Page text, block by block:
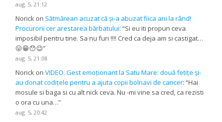
aug. 5, 21:12
Norick on Sătmărean acuzat că și-a abuzat fiica ani la rând!
Procurorii cer arestarea bărbatului: “Si eu iti propun ceva
imposibil pentru tine. Sa nu furi !!!! Cred ca deja am si castigat…
😛😁😯😉”
aug. 5, 21:08
Norick onVIDEO. Gest emoționant la Satu Mare: două fetițe și-
au donat codițele pentru a ajuta copii bolnavi de cancer: “Hai
mosule si baga si cu alt nick ceva. Nu -mi vine sa cred, ca rezisti
o ora cu una…”
aug. 5, 20:42